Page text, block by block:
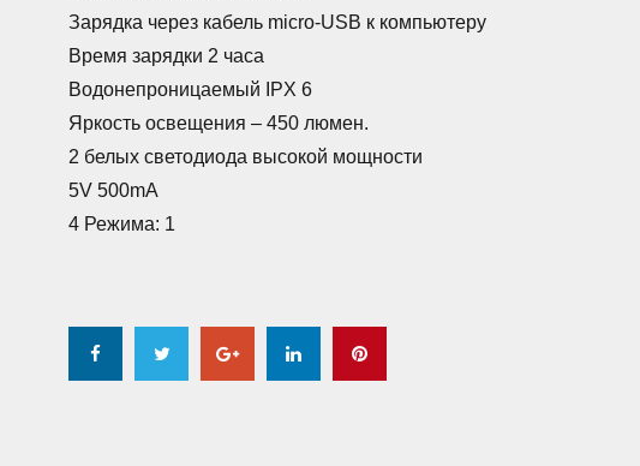
Зарядка через кабель micro-USB к компьютеру
Время зарядки 2 часа
Водонепроницаемый IPX 6
Яркость освещения – 450 люмен.
2 белых светодиода высокой мощности
5V 500mA
4 Режима: 1
Facebook Twitter Google+ LinkedIn